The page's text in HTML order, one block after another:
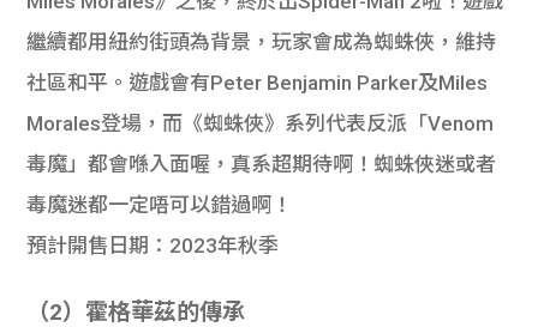
繼續都用紐約街頭為背景，玩家會成為蜘蛛俠，維持
社區和平。遊戲會有Peter Benjamin Parker及Miles
Morales登場，而《蜘蛛俠》系列代表反派「Venom
毒魔」都會喺入面喔，真系超期待啊！蜘蛛俠迷或者
毒魔迷都一定唔可以錯過啊！
預計開售日期：2023年秋季
（2）霍格華茲的傳承